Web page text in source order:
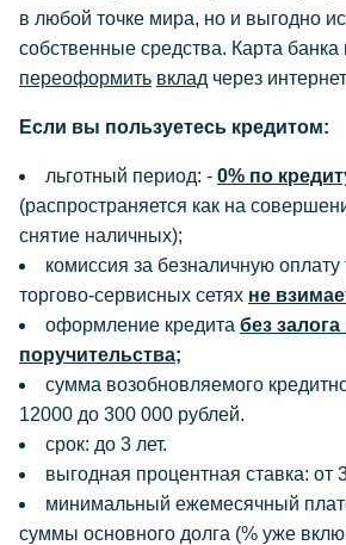
в любой точке мира, но и выгодно
собственные средства. Карта банка
переоформить вклад через
Если вы пользуетесь кредитом:
льготный период: - 0% по
(распространяется как на
снятие наличных);
комиссия за безналичную оплату
торгово-сервисных сетях не
оформление кредита без залога
поручительства;
сумма возобновляемого
12000 до 300 000 рублей.
срок: до 3 лет.
выгодная процентная ставка: от
минимальный ежемесячный
суммы основного долга (% уже